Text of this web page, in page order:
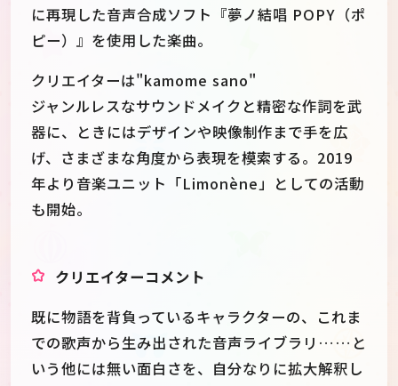
に再現した音声合成ソフト『夢ノ結唱 POPY（ポ
ピー）』を使用した楽曲。
クリエイターは"kamome sano"
ジャンルレスなサウンドメイクと精密な作詞を武
器に、ときにはデザインや映像制作まで手を広
げ、さまざまな角度から表現を模索する。2019
年より音楽ユニット「Limonène」としての活動
も開始。
クリエイターコメント
既に物語を背負っているキャラクターの、これま
での歌声から生み出された音声ライブラリ……と
いう他には無い面白さを、自分なりに拡大解釈し